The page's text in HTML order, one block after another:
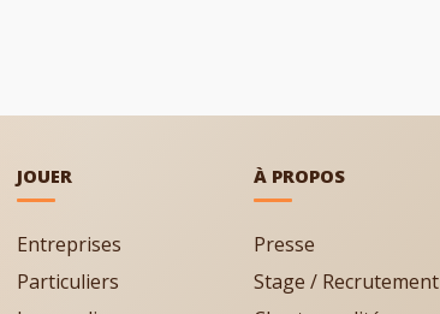
JOUER
Entreprises
Particuliers
À PROPOS
Presse
Stage / Recrutement